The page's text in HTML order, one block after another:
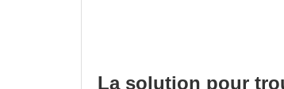
La solution pour